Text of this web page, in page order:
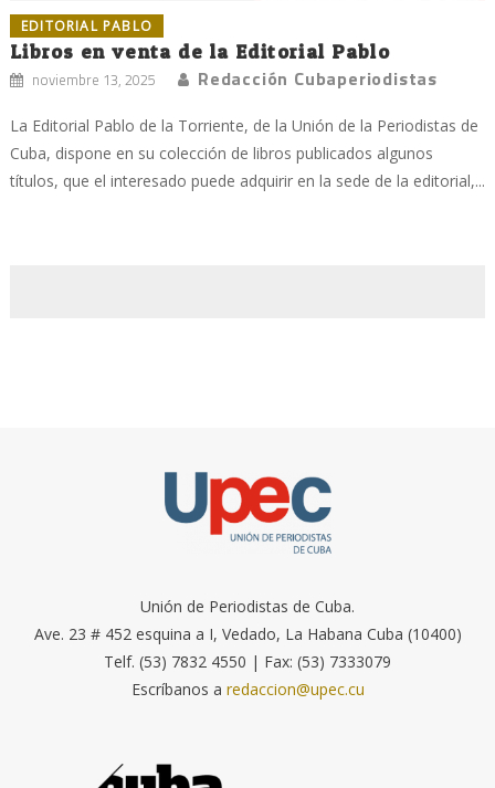
EDITORIAL PABLO
Libros en venta de la Editorial Pablo
noviembre 13, 2025 Redacción Cubaperiodistas
La Editorial Pablo de la Torriente, de la Unión de la Periodistas de
Cuba, dispone en su colección de libros publicados algunos
títulos, que el interesado puede adquirir en la sede de la editorial,...
Unión de Periodistas de Cuba.
Ave. 23 # 452 esquina a I, Vedado, La Habana Cuba (10400)
Telf. (53) 7832 4550 | Fax: (53) 7333079
Escríbanos a redaccion@upec.cu